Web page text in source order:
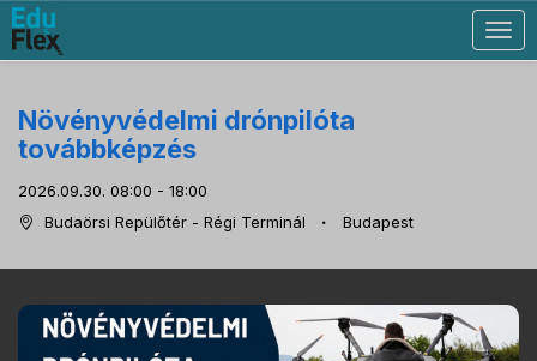
Növényvédelmi drónpilóta
továbbképzés
2026.09.30. 08:00 - 18:00
Budaörsi Repülőtér - Régi Terminál
Budapest